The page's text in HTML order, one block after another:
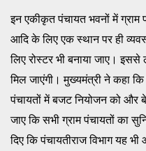
इन एकीकृत पंचायत भवनों में ग्राम
आदि के लिए एक स्थान पर ही
लिए रोस्टर भी बनाया जाए। इससे
मिल जाएंगी। मुख्यमंत्री ने कहा कि
पंचायतों में बजट नियोजन को और
जाए कि सभी ग्राम पंचायतों का
दिए कि पंचायतीराज विभाग यह